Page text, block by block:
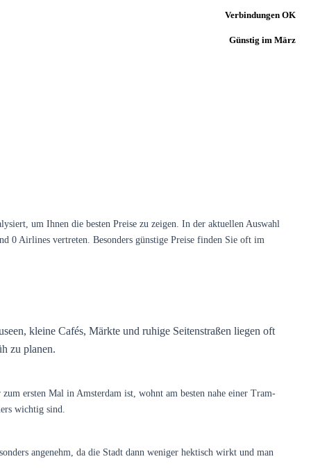
Verbindungen OK
Günstig im März
um Ihnen die besten Preise zu zeigen. In der aktuellen Auswahl
0 Airlines vertreten. Besonders günstige Preise finden Sie oft im
kleine Cafés, Märkte und ruhige Seitenstraßen liegen oft
zu planen.
ersten Mal in Amsterdam ist, wohnt am besten nahe einer Tram-
wichtig sind.
angenehm, da die Stadt dann weniger hektisch wirkt und man